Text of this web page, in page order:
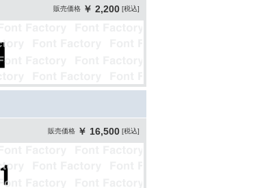
販売価格 ￥ 2,200 [税込]
販売価格 ￥ 16,500 [税込]